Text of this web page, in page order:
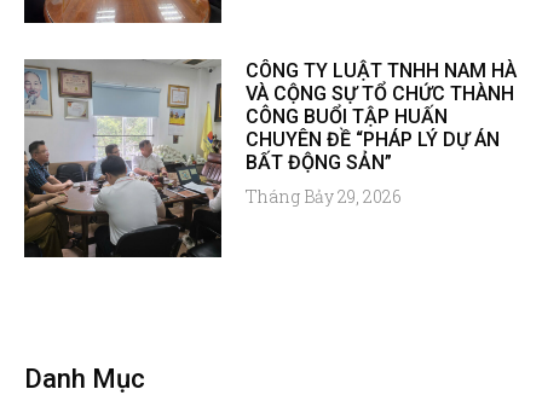
CÔNG TY LUẬT TNHH NAM HÀ
VÀ CỘNG SỰ TỔ CHỨC THÀNH
CÔNG BUỔI TẬP HUẤN
CHUYÊN ĐỀ “PHÁP LÝ DỰ ÁN
BẤT ĐỘNG SẢN”
Tháng Bảy 29, 2026
Danh Mục